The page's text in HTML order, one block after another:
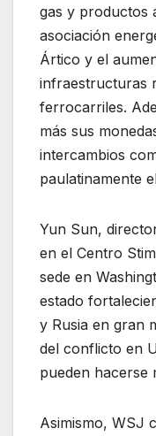
gas y productos
asociación
Ártico y el
infraestructuras
ferrocarriles.
más sus
intercambios
paulatinamente
Yun Sun,
en el Centro
sede en
estado
y Rusia en gran
del conflicto en
pueden hacerse
Asimismo, WSJ